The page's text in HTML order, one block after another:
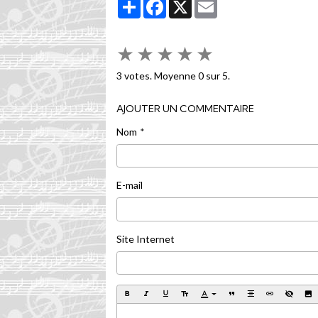
★ ★ ★ ★ ★
3 votes. Moyenne0 sur 5.
AJOUTER UN COMMENTAIRE
Nom
E-mail
Site Internet